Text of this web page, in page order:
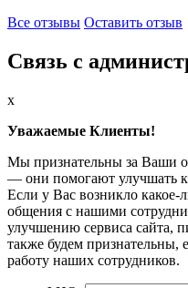
Все отзывы Оставить отзыв
Связь с
x
Уважаемые Клиенты!
Мы признательны за Ваши
— они помогают улучшать
Если у Вас возникло какое-
общения с нашими
улучшению сервиса
также будем признательны,
работу наших сотрудников.